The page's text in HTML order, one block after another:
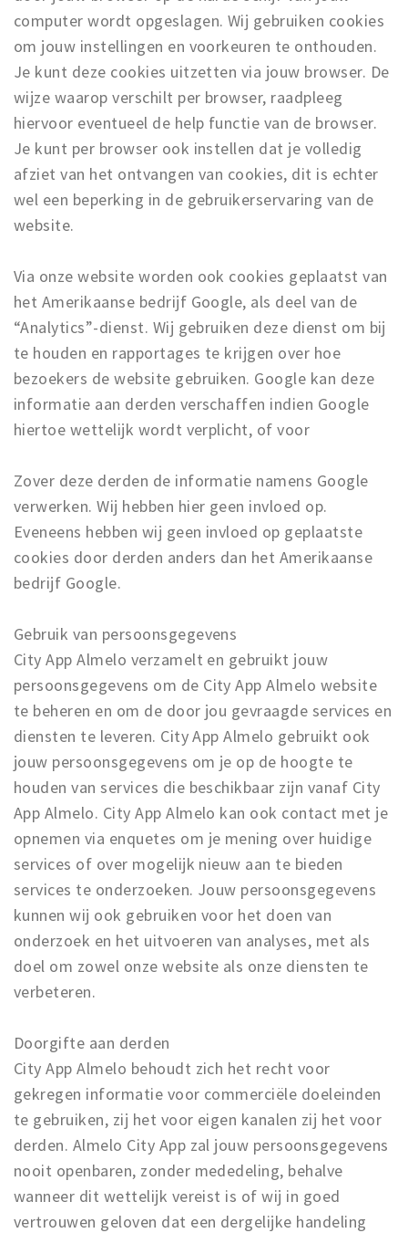
computer wordt opgeslagen. Wij gebruiken cookies
om jouw instellingen en voorkeuren te onthouden.
Je kunt deze cookies uitzetten via jouw browser. De
wijze waarop verschilt per browser, raadpleeg
hiervoor eventueel de help functie van de browser.
Je kunt per browser ook instellen dat je volledig
afziet van het ontvangen van cookies, dit is echter
wel een beperking in de gebruikerservaring van de
website.
Via onze website worden ook cookies geplaatst van
het Amerikaanse bedrijf Google, als deel van de
“Analytics”-dienst. Wij gebruiken deze dienst om bij
te houden en rapportages te krijgen over hoe
bezoekers de website gebruiken. Google kan deze
informatie aan derden verschaffen indien Google
hiertoe wettelijk wordt verplicht, of voor
Zover deze derden de informatie namens Google
verwerken. Wij hebben hier geen invloed op.
Eveneens hebben wij geen invloed op geplaatste
cookies door derden anders dan het Amerikaanse
bedrijf Google.
Gebruik van persoonsgegevens
City App Almelo verzamelt en gebruikt jouw
persoonsgegevens om de City App Almelo website
te beheren en om de door jou gevraagde services en
diensten te leveren. City App Almelo gebruikt ook
jouw persoonsgegevens om je op de hoogte te
houden van services die beschikbaar zijn vanaf City
App Almelo. City App Almelo kan ook contact met je
opnemen via enquetes om je mening over huidige
services of over mogelijk nieuw aan te bieden
services te onderzoeken. Jouw persoonsgegevens
kunnen wij ook gebruiken voor het doen van
onderzoek en het uitvoeren van analyses, met als
doel om zowel onze website als onze diensten te
verbeteren.
Doorgifte aan derden
City App Almelo behoudt zich het recht voor
gekregen informatie voor commerciële doeleinden
te gebruiken, zij het voor eigen kanalen zij het voor
derden. Almelo City App zal jouw persoonsgegevens
nooit openbaren, zonder mededeling, behalve
wanneer dit wettelijk vereist is of wij in goed
vertrouwen geloven dat een dergelijke handeling